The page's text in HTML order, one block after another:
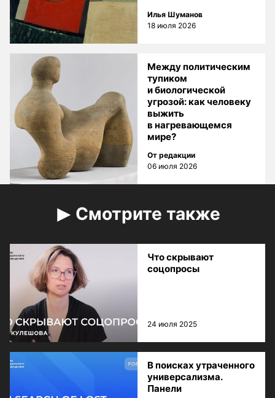
Илья Шуманов
18 июля 2026
Между политическим
тупиком
и биологической
угрозой: как человеку
выжить
в нагревающемся
мире?
От редакции
06 июля 2026
Смотрите также
Что скрывают
соцопросы
24 июля 2025
В поисках утраченного
универсализма.
Панели